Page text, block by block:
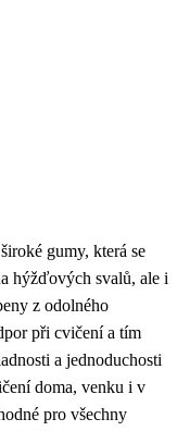
gumy, která se
hýžďových svalů, ale i
z odolného
při cvičení a tím
a jednoduchosti
doma, venku i v
pro všechny